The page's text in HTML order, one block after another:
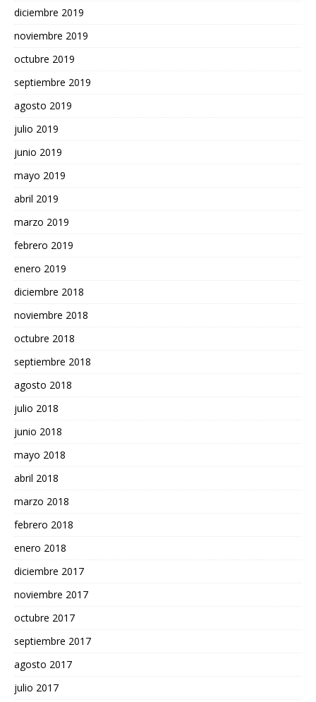
diciembre 2019
noviembre 2019
octubre 2019
septiembre 2019
agosto 2019
julio 2019
junio 2019
mayo 2019
abril 2019
marzo 2019
febrero 2019
enero 2019
diciembre 2018
noviembre 2018
octubre 2018
septiembre 2018
agosto 2018
julio 2018
junio 2018
mayo 2018
abril 2018
marzo 2018
febrero 2018
enero 2018
diciembre 2017
noviembre 2017
octubre 2017
septiembre 2017
agosto 2017
julio 2017